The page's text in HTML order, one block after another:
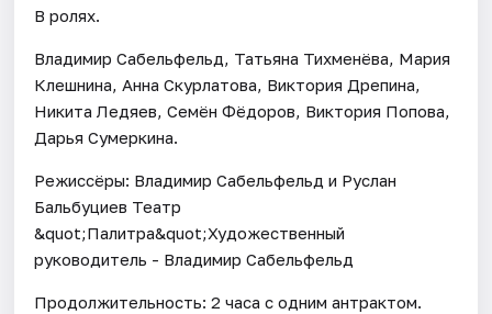
В ролях.
Владимир Сабельфельд, Татьяна Тихменёва, Мария
Клешнина, Анна Скурлатова, Виктория Дрепина,
Никита Ледяев, Семён Фёдоров, Виктория Попова,
Дарья Сумеркина.
Режиссёры: Владимир Сабельфельд и Руслан
Бальбуциев Театр
&quot;Палитра&quot;Художественный
руководитель - Владимир Сабельфельд
Продолжительность: 2 часа с одним антрактом.